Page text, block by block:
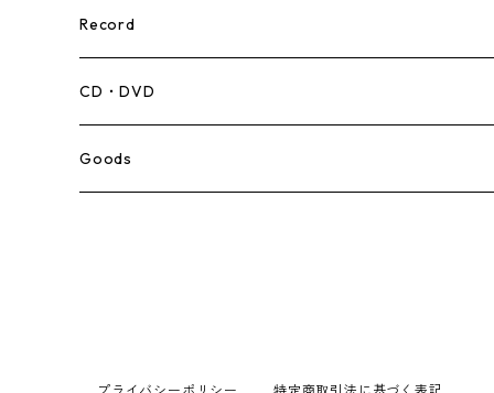
Record
Mento,Calypso,Ballad
Ska
CD・DVD
Goods